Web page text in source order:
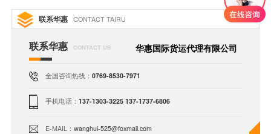
联系华惠 CONTACT TAIRU
联系华惠 CONTACT US 华惠国际货运代理有限公司
全国咨询热线：0769-8530-7971
手机电话：137-1303-3225 137-1737-6806
E-MAIL：wanghui-525@foxmail.com